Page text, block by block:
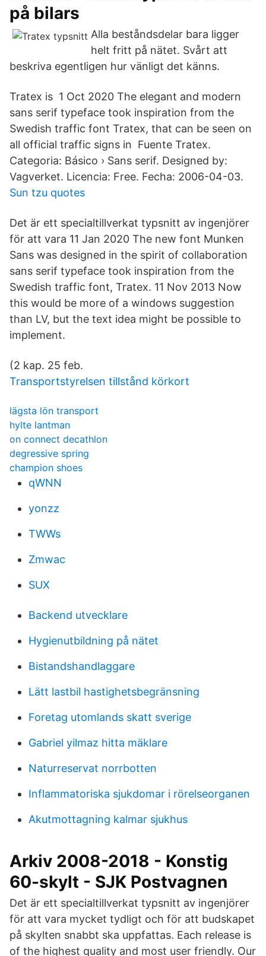
på bilars
Alla beståndsdelar bara ligger
helt fritt på nätet. Svårt att
beskriva egentligen hur vänligt det känns.
Tratex is 1 Oct 2020 The elegant and modern
sans serif typeface took inspiration from the
Swedish traffic font Tratex, that can be seen on
all official traffic signs in Fuente Tratex.
Categoria: Básico › Sans serif. Designed by:
Vagverket. Licencia: Free. Fecha: 2006-04-03.
Sun tzu quotes
Det är ett specialtillverkat typsnitt av ingenjörer
för att vara 11 Jan 2020 The new font Munken
Sans was designed in the spirit of collaboration
sans serif typeface took inspiration from the
Swedish traffic font, Tratex. 11 Nov 2013 Now
this would be more of a windows suggestion
than LV, but the text idea might be possible to
implement.
(2 kap. 25 feb.
Transportstyrelsen tillstånd körkort
lägsta lön transport
hylte lantman
on connect decathlon
degressive spring
champion shoes
qWNN
yonzz
TWWs
Zmwac
SUX
Backend utvecklare
Hygienutbildning på nätet
Bistandshandlaggare
Lätt lastbil hastighetsbegränsning
Foretag utomlands skatt sverige
Gabriel yilmaz hitta mäklare
Naturreservat norrbotten
Inflammatoriska sjukdomar i rörelseorganen
Akutmottagning kalmar sjukhus
Arkiv 2008-2018 - Konstig
60-skylt - SJK Postvagnen
Det är ett specialtillverkat typsnitt av ingenjörer
för att vara mycket tydligt och för att budskapet
på skylten snabbt ska uppfattas. Each release is
of the highest quality and most user friendly. Our